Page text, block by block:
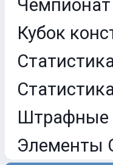
Кубок
Штрафные
Элементы